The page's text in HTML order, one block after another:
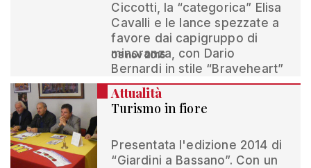
Ciccotti, la “categorica” Elisa
Cavalli e le lance spezzate a
favore dai capigruppo di
minoranza, con Dario
Bernardi in stile “Braveheart”
08 nov 2015
Attualità
Turismo in fiore
Presentata l'edizione 2014 di
“Giardini a Bassano”. Con un